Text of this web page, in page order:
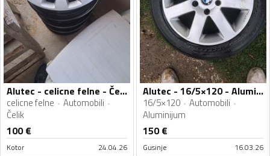
Alutec - celicne felne - Čelik felne
celicne felne
Automobili
Čelik
100€
Kotor 24.04.26
Alutec - 16/5×120 - Aluminijum felne
16/5×120
Automobili
Aluminijum
150€
Gusinje 16.03.26